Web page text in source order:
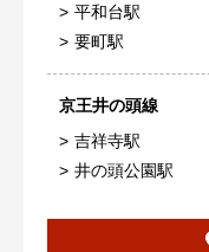
平和台駅
要町駅
京王井の頭線
吉祥寺駅
井の頭公園駅